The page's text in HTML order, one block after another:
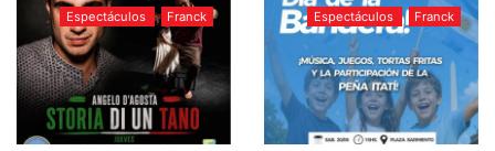
Espectáculos Franck Espectáculos Franck